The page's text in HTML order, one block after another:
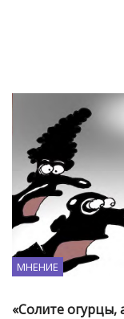
МНЕНИЕ
«Солите огурцы,